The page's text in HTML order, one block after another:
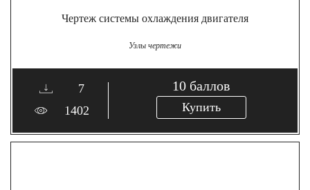
Чертеж системы охлаждения двигателя
Узлы чертежи
7
1402
10 баллов
Купить